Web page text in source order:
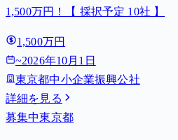
1,500万円！【 採択予定 10社 】
1,500万円
~2026年10月1日
東京都中小企業振興公社
詳細を見る
募集中東京都